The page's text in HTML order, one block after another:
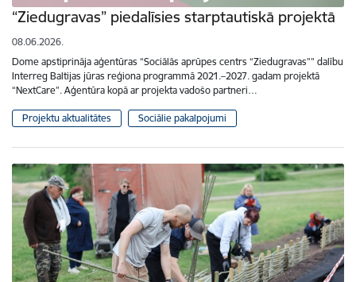
“Ziedugravas” piedalīsies starptautiskā projektā
08.06.2026.
Dome apstiprināja aģentūras “Sociālās aprūpes centrs “Ziedugravas”” dalību
Interreg Baltijas jūras reģiona programmā 2021.–2027. gadam projektā
“NextCare”. Aģentūra kopā ar projekta vadošo partneri…
Projektu aktualitātes Sociālie pakalpojumi